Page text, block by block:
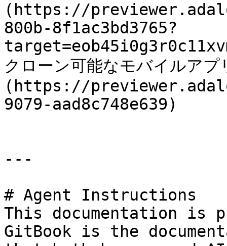
(https://
800b-8f1ac3bd3765?
クローン可能なモバイルア
(https://
9079-aad8c748e639)
---
# Agent Instructions
This documentation is
GitBook is the